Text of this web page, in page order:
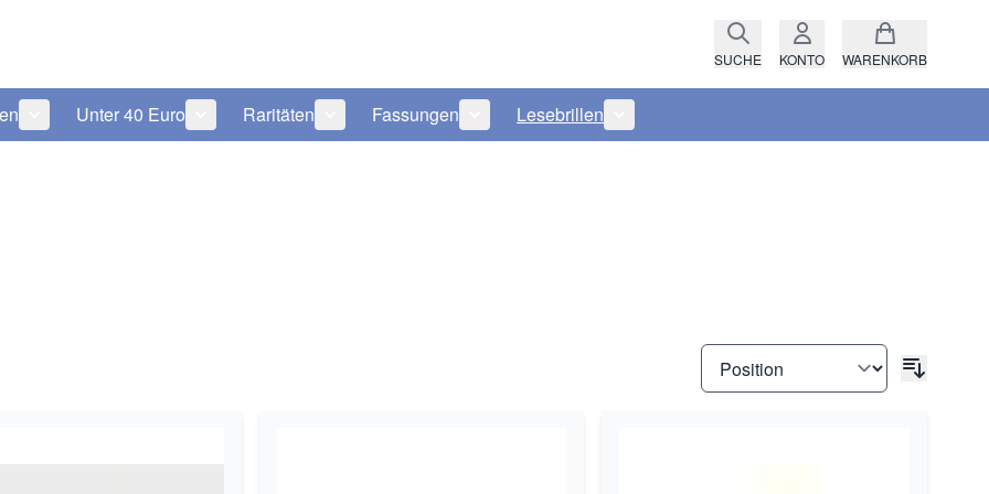
SUCHE KONTO WARENKORB
Pflegeprodukte anzeigen
Untermenü für Kategorie Sonnenbrillen anzeigen
Unter 40 Euro
Untermenü für Kategorie Unter 40 Euro anzeigen
Raritäten
Untermenü für Kategorie Raritäten anzeigen
Fassungen
Untermenü für Kategorie Fassungen anzeigen
Lesebrillen
Untermenü für Kategorie Lesebrillen anzeigen